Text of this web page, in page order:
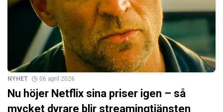
NYHET 06 april 2026
Nu höjer Netflix sina priser igen – så
mycket dyrare blir streamingtjänsten